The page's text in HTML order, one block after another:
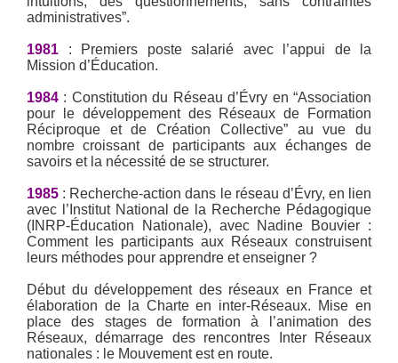
administratives”.
1981
: Premiers poste salarié avec l’appui de la
Mission d’Éducation.
1984 : Constitution du Réseau d’Évry en “Association
pour le développement des Réseaux de Formation
Réciproque et de Création Collective” au vue du
nombre croissant de participants aux échanges de
savoirs et la nécessité de se structurer.
1985 : Recherche-action dans le réseau d’Évry, en lien
avec l’Institut National de la Recherche Pédagogique
(INRP-Éducation Nationale), avec Nadine Bouvier :
Comment les participants aux Réseaux construisent
leurs méthodes pour apprendre et enseigner ?
Début du développement des réseaux en France et
élaboration de la Charte en inter-Réseaux. Mise en
place des stages de formation à l’animation des
Réseaux, démarrage des rencontres Inter Réseaux
nationales : le Mouvement est en route.